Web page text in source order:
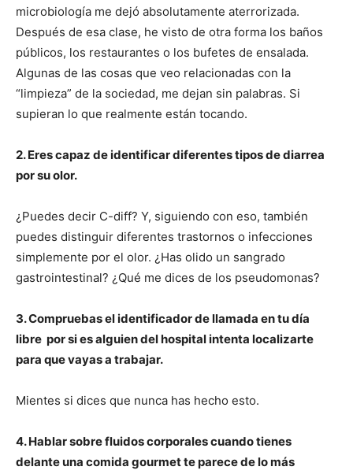
microbiología me dejó absolutamente aterrorizada.
Después de esa clase, he visto de otra forma los baños
públicos, los restaurantes o los bufetes de ensalada.
Algunas de las cosas que veo relacionadas con la
“limpieza” de la sociedad, me dejan sin palabras. Si
supieran lo que realmente están tocando.
2. Eres capaz de identificar diferentes tipos de diarrea
por su olor.
¿Puedes decir C-diff? Y, siguiendo con eso, también
puedes distinguir diferentes trastornos o infecciones
simplemente por el olor. ¿Has olido un sangrado
gastrointestinal? ¿Qué me dices de los pseudomonas?
3. Compruebas el identificador de llamada en tu día
libre por si es alguien del hospital intenta localizarte
para que vayas a trabajar.
Mientes si dices que nunca has hecho esto.
4. Hablar sobre fluidos corporales cuando tienes
delante una comida gourmet te parece de lo más